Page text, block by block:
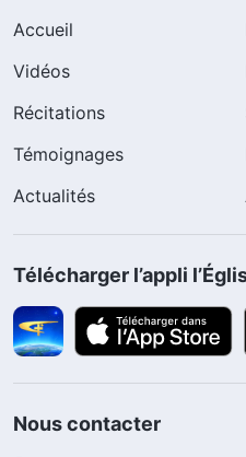
Accueil
Vidéos
Récitations
Témoignages
Actualités
Télécharger l’appli
Nous contacter